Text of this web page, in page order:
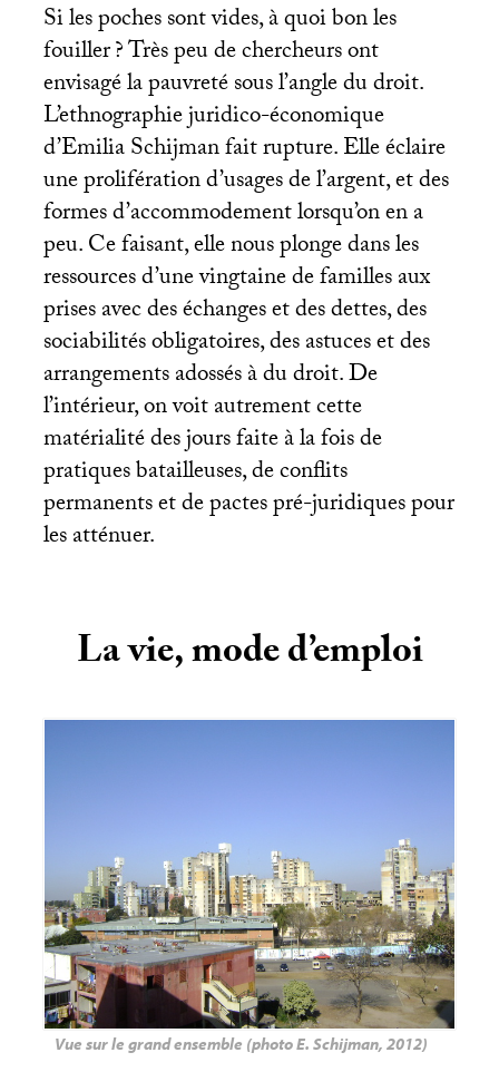
Si les poches sont vides, à quoi bon les
fouiller? Très peu de chercheurs ont
envisagé la pauvreté sous l’angle du droit.
L’ethnographie juridico-économique
d’Emilia Schijman fait rupture. Elle éclaire
une prolifération d’usages de l’argent, et des
formes d’accommodement lorsqu’on en a
peu. Ce faisant, elle nous plonge dans les
ressources d’une vingtaine de familles aux
prises avec des échanges et des dettes, des
sociabilités obligatoires, des astuces et des
arrangements adossés à du droit. De
l’intérieur, on voit autrement cette
matérialité des jours faite à la fois de
pratiques batailleuses, de conflits
permanents et de pactes pré-juridiques pour
les atténuer.
La vie, mode d’emploi
Vue sur le grand ensemble (photo E. Schijman, 2012)